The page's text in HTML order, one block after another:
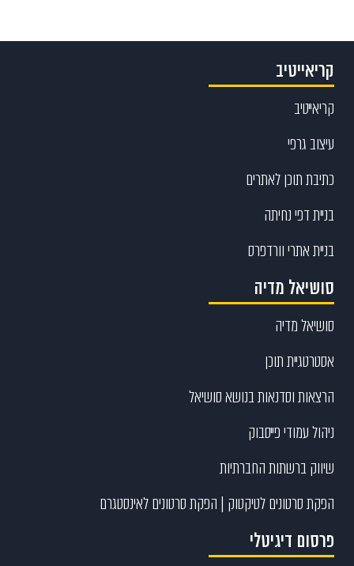
קריאייטיב
קריאייטיב
עיצוב גרפי
כתיבת תוכן לאתרים
בניית דפי נחיתה
בניית אתרי וורדפרס
סושיאל מדיה
סושיאל מדיה
אסטרטגיית תוכן
הרצאות וסדנאות בנושא סושיאל
ניהול עמודי פייסבוק
שיווק ברשתות החברתיות
הפקת סרטונים לטיקטוק | הפקת סרטונים לאינסטגרם
פרסום דיגיטלי